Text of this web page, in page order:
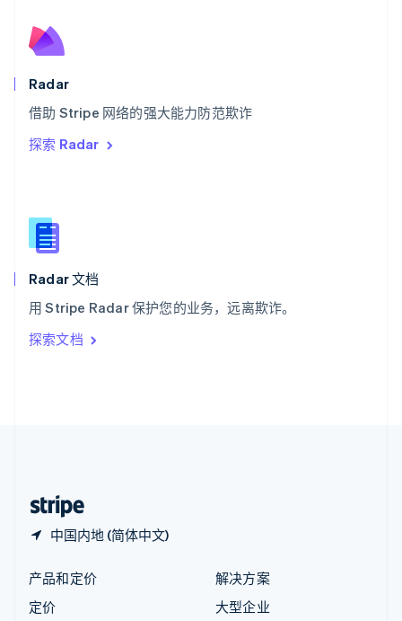
Radar
借助 Stripe 网络的强大能力防范欺诈
探索 Radar
Radar 文档
用 Stripe Radar 保护您的业务，远离欺诈。
探索文档
中国内地 (简体中文)
斯洛文尼亚
English
ไทย
希腊
English
西班牙
新西兰
English
匈牙利
English
ItalianoEnglish
印度
English
产品和定价
定价
解决方案
大型企业